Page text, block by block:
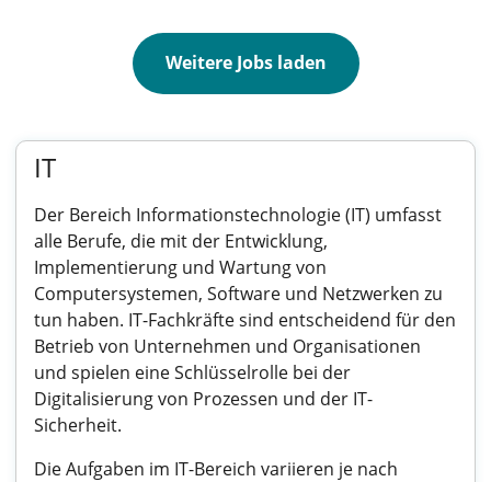
Weitere Jobs laden
IT
Der Bereich Informationstechnologie (IT) umfasst
alle Berufe, die mit der Entwicklung,
Implementierung und Wartung von
Computersystemen, Software und Netzwerken zu
tun haben. IT-Fachkräfte sind entscheidend für den
Betrieb von Unternehmen und Organisationen
und spielen eine Schlüsselrolle bei der
Digitalisierung von Prozessen und der IT-
Sicherheit.
Die Aufgaben im IT-Bereich variieren je nach